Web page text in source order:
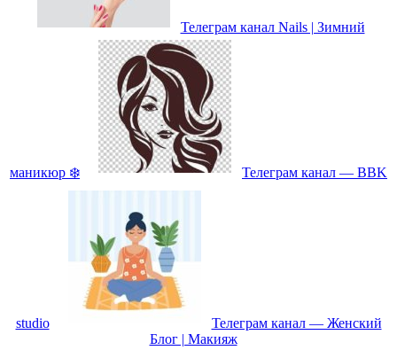
Телеграм канал Nails | Зимний
маникюр ❄️ Телеграм канал — BBK
studio
Телеграм канал — Женский
Блог | Макияж